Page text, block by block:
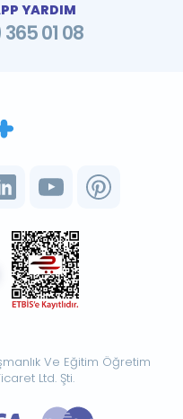
YARDIM
01 08
Ve Eğitim Öğretim
Ltd. Şti.